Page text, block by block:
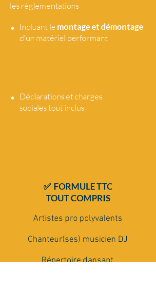
les réglementations
• Incluant le montage et démontage
d'un matériel performant
• Déclarations et charges
sociales toutinclus
✅ FORMULE TTC
TOUT COMPRIS
Artistes pro polyvalents
Chanteur(ses) musicien DJ
Répertoire dansant